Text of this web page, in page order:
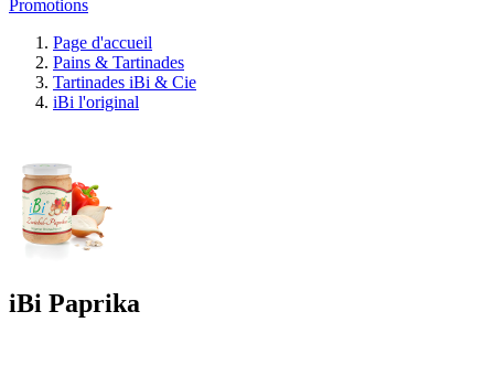
Promotions
Page d'accueil
Pains & Tartinades
Tartinades iBi & Cie
iBi l'original
iBi Paprika